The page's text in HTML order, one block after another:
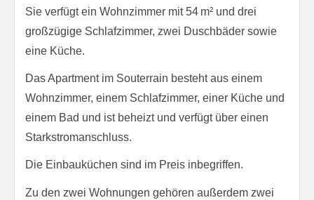
Sie verfügt ein Wohnzimmer mit 54 m² und drei
großzügige Schlafzimmer, zwei Duschbäder sowie
eine Küche.
Das Apartment im Souterrain besteht aus einem
Wohnzimmer, einem Schlafzimmer, einer Küche und
einem Bad und ist beheizt und verfügt über einen
Starkstromanschluss.
Die Einbauküchen sind im Preis inbegriffen.
Zu den zwei Wohnungen gehören außerdem zwei